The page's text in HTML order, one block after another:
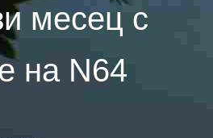
месец с
на N64